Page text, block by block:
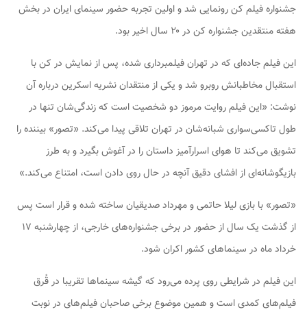
جشنواره فیلم کن رونمایی شد و اولین تجربه حضور سینمای ایران در بخش
هفته منتقدین جشنواره کن در ۲۰ سال اخیر بود.
این فیلم جاده‌ای که در تهران فیلمبرداری شده، پس از نمایش در کن با
استقبال مخاطبانش روبرو شد و یکی از منتقدان نشریه اسکرین درباره آن
نوشت: «این فیلم روایت مرموز دو شخصیت است که زندگی‌شان تنها در
طول تاکسی‌سواری‌ شبانه‌شان در تهران تلاقی پیدا می‌کند. «تصور» بیننده را
تشویق می‌کند تا هوای اسرارآمیز داستان را در آغوش بگیرد و به طرز
بازیگوشانه‌ای از افشای دقیق آنچه در حال روی دادن است، امتناع می‌کند.»
«تصور» با بازی لیلا حاتمی و مهرداد صدیقیان ساخته شده و قرار است پس
از گذشت یک سال از حضور در برخی جشنواره‌های خارجی، از چهارشنبه ۱۷
خرداد ماه در سینماهای کشور اکران شود.
این فیلم در شرایطی روی پرده می‌رود که گیشه سینماها تقریبا در قُرق
فیلم‌های کمدی است و همین موضوع برخی صاحبان فیلم‌های در نوبت